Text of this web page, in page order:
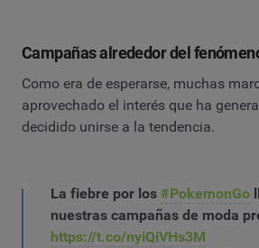
Campañas alrededor del
Como era de esperarse, muchas
aprovechado el interés que ha
decidido unirse a la tendencia.
La fiebre por los #PokemonGo
nuestras campañas de moda
https://t.co/nyiQiVHs3M